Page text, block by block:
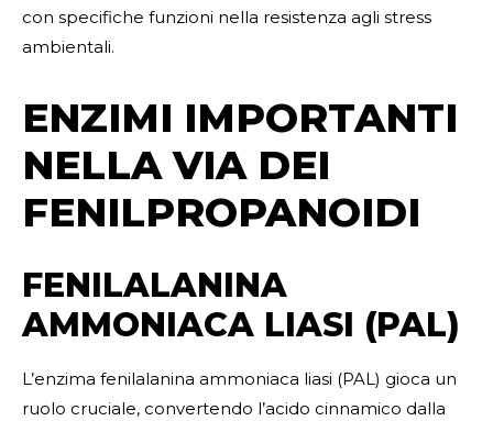
con specifiche funzioni nella resistenza agli stress
ambientali.
ENZIMI IMPORTANTI
NELLA VIA DEI
FENILPROPANOIDI
FENILALANINA
AMMONIACA LIASI (PAL)
L’enzima fenilalanina ammoniaca liasi (PAL) gioca un
ruolo cruciale, convertendo l’acido cinnamico dalla